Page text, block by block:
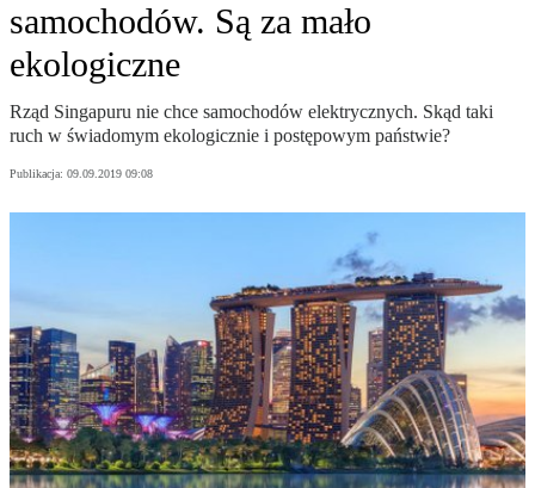
samochodów. Są za mało
ekologiczne
Rząd Singapuru nie chce samochodów elektrycznych. Skąd taki
ruch w świadomym ekologicznie i postępowym państwie?
Publikacja: 09.09.2019 09:08